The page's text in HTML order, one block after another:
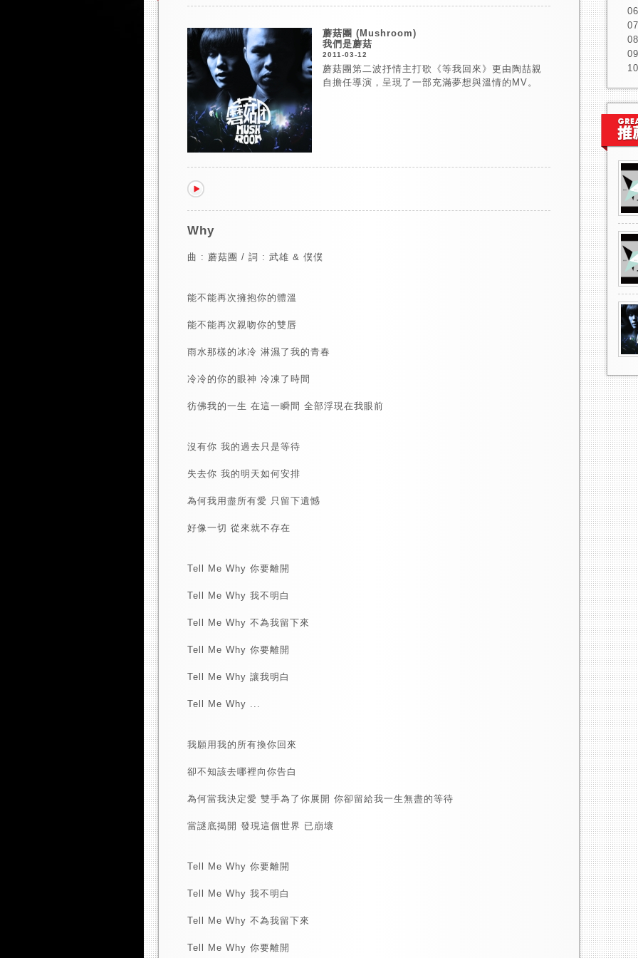
蘑菇團 (Mushroom)
我們是蘑菇
2011-03-12
蘑菇團第二波抒情主打歌《等我回來》更由陶喆親
自擔任導演，呈現了一部充滿夢想與溫情的MV。
Why
曲 : 蘑菇團 / 詞 : 武雄 & 僕僕
能不能再次擁抱你的體溫
能不能再次親吻你的雙唇
雨水那樣的冰冷 淋濕了我的青春
冷冷的你的眼神 冷凍了時間
彷佛我的一生 在這一瞬間 全部浮現在我眼前
沒有你 我的過去只是等待
失去你 我的明天如何安排
為何我用盡所有愛 只留下遺憾
好像一切 從來就不存在
Tell Me Why 你要離開
Tell Me Why 我不明白
Tell Me Why 不為我留下來
Tell Me Why 你要離開
Tell Me Why 讓我明白
Tell Me Why ...
我願用我的所有換你回來
卻不知該去哪裡向你告白
為何當我決定愛 雙手為了你展開 你卻留給我一生無盡的等待
當謎底揭開 發現這個世界 已崩壞
Tell Me Why 你要離開
Tell Me Why 我不明白
Tell Me Why 不為我留下來
Tell Me Why 你要離開